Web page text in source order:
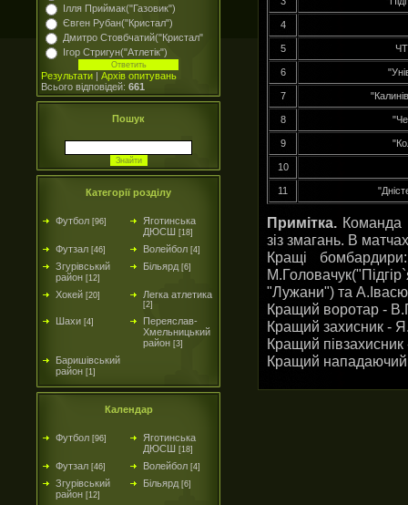
Ілля Приймак("Газовик")
Євген Рубан("Кристал")
Дмитро Стовбчатий("Кристал"
Ігор Стригун("Атлетік")
Результати | Архів опитувань
Всього відповідей: 661
Пошук
Категорії розділу
Футбол [96]
Яготинська
ДЮСШ [18]
Футзал [46] Волейбол [4]
Згурівський
район [12]
Більярд [6]
Хокей [20] Легка атлетика
[2]
Шахи [4]
Переяслав-
Хмельницький
район [3]
Баришівський
район [1]
Календар
Футбол [96]
Яготинська
ДЮСШ [18]
Футзал [46] Волейбол [4]
Згурівський
район [12]
Більярд [6]
4
5
6
7
8
9
10
11
Примітка. Команда
зіз змагань. В
Кращі
"Лужани") та
Кращий воротар -
Кращий захисник -
Кращий
Кращий